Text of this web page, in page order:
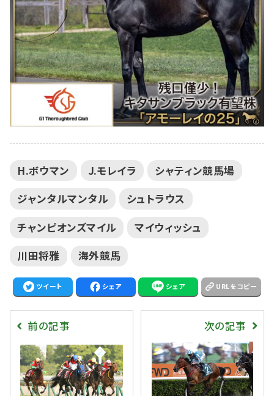
H.ボウマン J.モレイラ
シャティン競馬場
ジャンタルマンタル
シュトラウス
チャンピオンズマイル
マイウィッシュ
川田将雅
海外競馬
ツイート シェア シェア URLをコピー
前の記事 次の記事